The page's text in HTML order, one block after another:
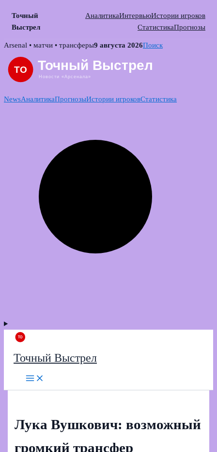
Точный
Выстрел
АналитикаИнтервьюИстории игроков
СтатистикаПрогнозы
Skip
content
Arsenal • матчи • трансферы9 августа 2026Поиск
NewsАналитикаПрогнозыИстории игроковСтатистика
Точный Выстрел
Лука Вушкович: возможный
громкий трансфер